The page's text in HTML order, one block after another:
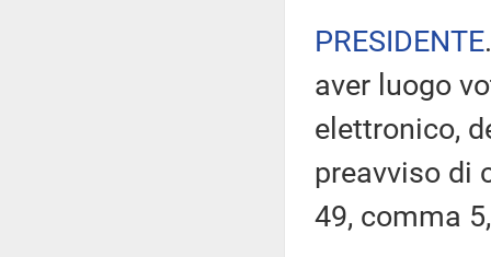
PRESIDENTE
aver luogo
elettronico,
preavviso di
49, comma